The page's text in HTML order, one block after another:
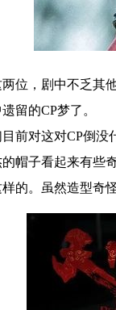
，剧中不乏其他
留的CP梦了。
对这对CP倒没什
子看起来有些奇
的。虽然造型奇